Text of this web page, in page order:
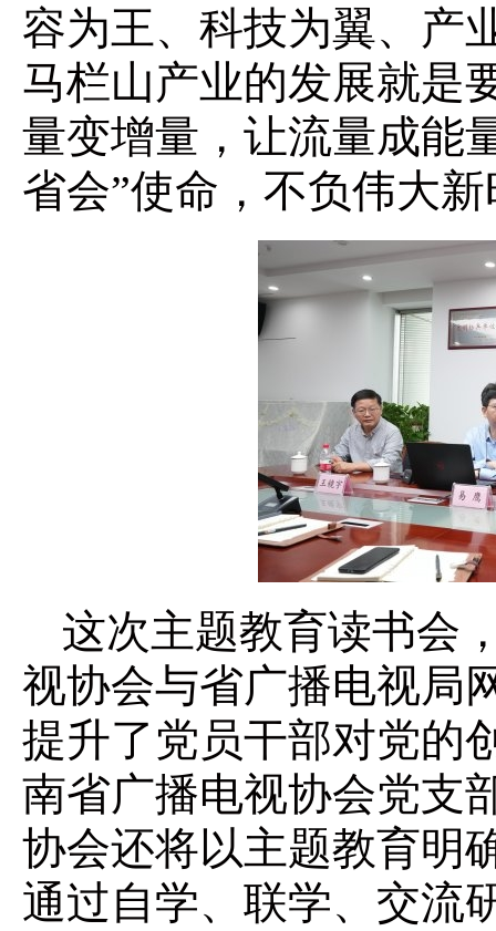
容为王、科技为翼、产
马栏山产业的发展就是
量变增量，让流量成能
省会”使命，不负伟大
这次主题教育读书会
视协会与省广播电视局
提升了党员干部对党的
南省广播电视协会党支
协会还将以主题教育明
通过自学、联学、交流